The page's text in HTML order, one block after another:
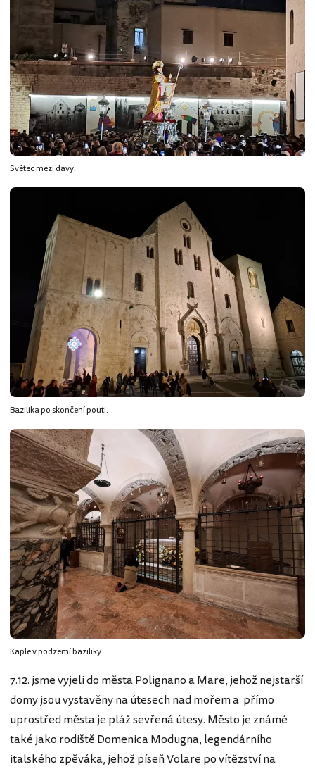
Světec mezi davy.
Bazilika po skončení pouti.
Kaple v podzemí baziliky.
7.12. jsme vyjeli do města Polignano a Mare, jehož nejstarší
domy jsou vystavěny na útesech nad mořem a přímo
uprostřed města je pláž sevřená útesy. Město je známé
také jako rodiště Domenica Modugna, legendárního
italského zpěváka, jehož píseň Volare po vítězství na